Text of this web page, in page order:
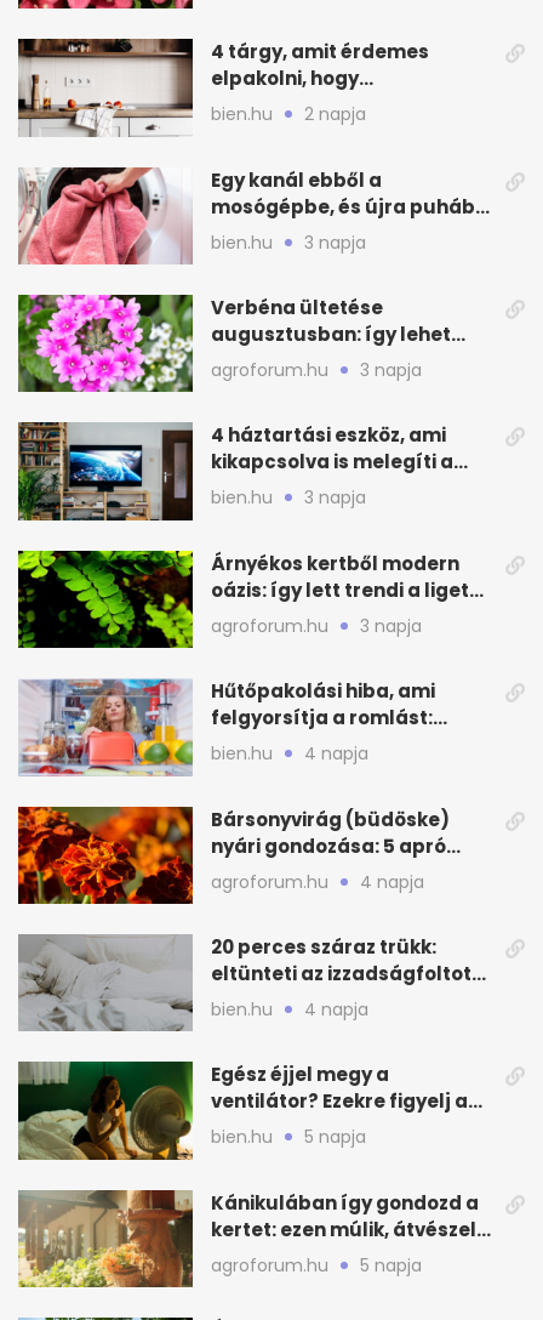
4 tárgy, amit érdemes
elpakolni, hogy
hűvösebbnek tűnjön a lakás
bien.hu 2 napja
Egy kanál ebből a
mosógépbe, és újra puhább
lesz a törölköző
bien.hu 3 napja
Verbéna ültetése
augusztusban: így lehet
még idén virágos a kert
agroforum.hu 3 napja
4 háztartási eszköz, ami
kikapcsolva is melegíti a
lakást
bien.hu 3 napja
Árnyékos kertből modern
oázis: így lett trendi a ligetes
zöld
agroforum.hu 3 napja
Hűtőpakolási hiba, ami
felgyorsítja a romlást:
zónákra figyelj
bien.hu 4 napja
Bársonyvirág (büdöske)
nyári gondozása: 5 apró
lépés a dús virágzásért
agroforum.hu 4 napja
20 perces száraz trükk:
eltünteti az izzadságfoltot
és a szagot a matracról
bien.hu 4 napja
Egész éjjel megy a
ventilátor? Ezekre figyelj a
hőségben alvásnál
bien.hu 5 napja
Kánikulában így gondozd a
kertet: ezen múlik, átvészeli-
e a hőséget
agroforum.hu 5 napja